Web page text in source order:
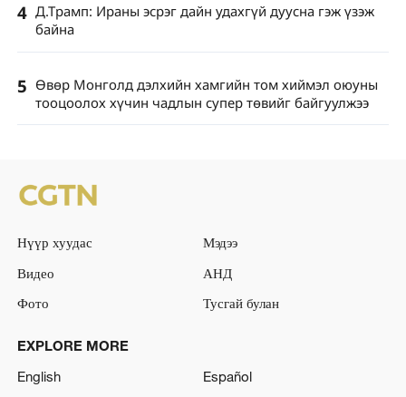
4 Д.Трамп: Ираны эсрэг дайн удахгүй дуусна гэж үзэж
байна
5 Өвөр Монголд дэлхийн хамгийн том хиймэл оюуны
тооцоолох хүчин чадлын супер төвийг байгуулжээ
Нүүр хуудас
Мэдээ
Видео
АНД
Фото
Тусгай булан
EXPLORE MORE
English
Español